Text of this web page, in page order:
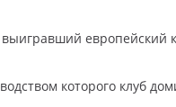
которого клуб